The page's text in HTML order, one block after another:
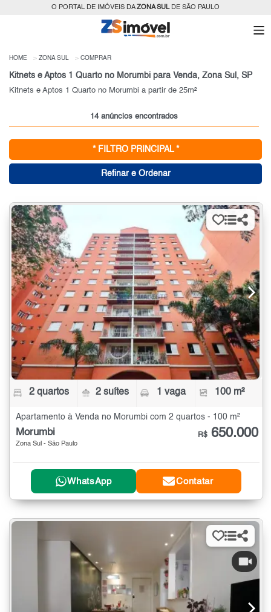
O PORTAL DE IMÓVEIS DAZONA SULDE SÃO PAULO
HOME ZONA SUL COMPRAR
Kitnets e Aptos 1 Quarto no Morumbi para Venda, Zona Sul, SP
Kitnets e Aptos 1 Quarto no Morumbi a partir de 25m²
14 anúncios encontrados
* FILTRO PRINCIPAL *
Refinar e Ordenar
2 quartos 2 suítes 1 vaga 100 m²
Apartamento à Venda no Morumbi com 2 quartos - 100 m²
Morumbi
Zona Sul - São Paulo
R$ 650.000
WhatsApp Contatar